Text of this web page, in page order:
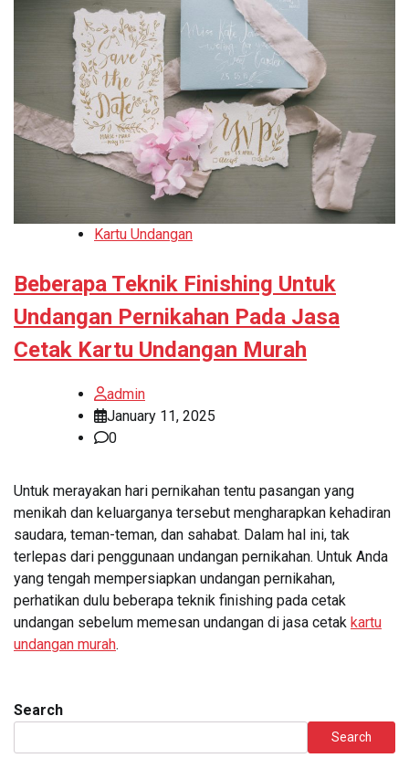
Kartu Undangan
Beberapa Teknik Finishing Untuk
Undangan Pernikahan Pada Jasa
Cetak Kartu Undangan Murah
admin
January 11, 2025
0
Untuk merayakan hari pernikahan tentu pasangan yang
menikah dan keluarganya tersebut mengharapkan kehadiran
saudara, teman-teman, dan sahabat. Dalam hal ini, tak
terlepas dari penggunaan undangan pernikahan. Untuk Anda
yang tengah mempersiapkan undangan pernikahan,
perhatikan dulu beberapa teknik finishing pada cetak
undangan sebelum memesan undangan di jasa cetak kartu
undangan murah.
Search
Search